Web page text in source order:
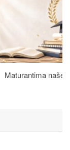
Maturantima naše